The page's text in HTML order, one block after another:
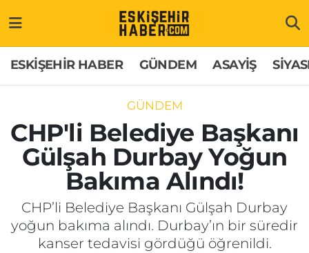
ESKİŞEHİR HABER GÜNDEM ASAYİŞ
GÜNDEM
CHP'li Belediye Başkanı
Gülşah Durbay Yoğun
Bakıma Alındı!
CHP’li Belediye Başkanı Gülşah Durbay
yoğun bakıma alındı. Durbay’ın bir süredir
kanser tedavisi gördüğü öğrenildi.
GÜNDEM
ASAYİŞ
SİYASET
EKONOMİ
SAĞLIK
Hakkımızda
İletişim
Künye
Odunpazarı Trafik Yoğunluk Haritası
Süper Lig Puan Durumu ve Fikstür
Tüm Manşetler
Son Dakika Haberleri
Haber Arşivi